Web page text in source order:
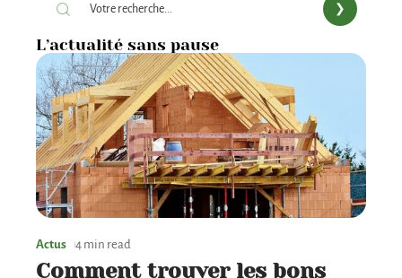
L’actualité sans pause
Actus 4 min read
Comment trouver les bons